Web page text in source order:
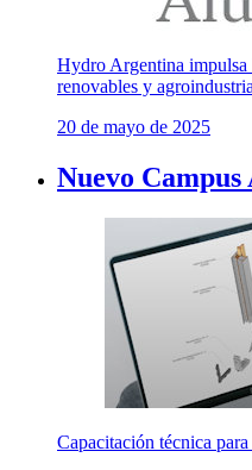
Hydro Argentina impulsa
renovables y agroindustria
20 de mayo de 2025
Nuevo Campus
Capacitación técnica